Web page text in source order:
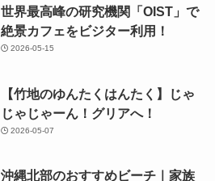
世界最高峰の研究機関「OIST」で
絶景カフェをビジター利用！
2026-05-15
【竹地のゆんたくはんたく】じゃ
じゃじゃーん！グリアへ！
2026-05-07
沖縄北部のおすすめビーチ｜家族